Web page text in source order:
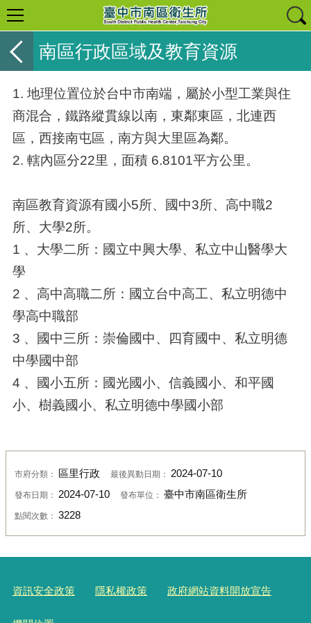
南區行政區域及教育資源
1. 地理位置位於台中市南端，屬於小型工業與住
商混合，鐵路縱貫線以南，東鄰東區，北連西
區，西接南屯區，南方與大里區為鄰。
2. 轄內區分22里，面積 6.8101平方公里。
南區教育資源有國小5所、國中3所、高中職2
所、大學2所。
1 、大學二所：國立中興大學、私立中山醫學大
學
2 、高中高職二所：國立台中高工、私立明德中
學高中職部
3 、國中三所：崇倫國中、四育國中、私立明德
中學國中部
4 、國小五所：國光國小、信義國小、和平國
小、樹義國小、私立明德中學國小部
市府分類： 區里行政 最後異動日期： 2024-07-10
發布日期： 2024-07-10 發布單位： 臺中市南區衛生所
點閱次數： 3228
資訊安全政策 隱私權政策 政府網站資料開放宣告